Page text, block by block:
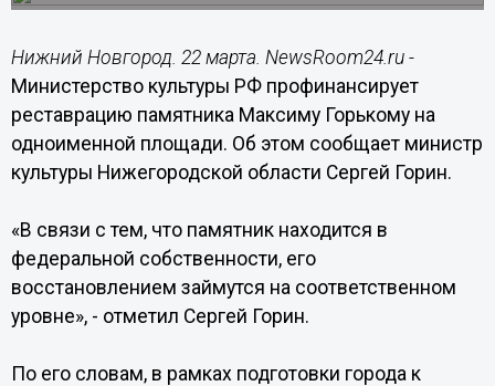
Нижний Новгород. 22 марта. NewsRoom24.ru -
Министерство культуры РФ профинансирует
реставрацию памятника Максиму Горькому на
одноименной площади. Об этом сообщает министр
культуры Нижегородской области Сергей Горин.
«В связи с тем, что памятник находится в
федеральной собственности, его
восстановлением займутся на соответственном
уровне», - отметил Сергей Горин.
По его словам, в рамках подготовки города к